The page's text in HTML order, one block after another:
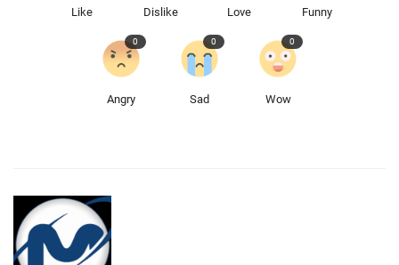
Like Dislike Love Funny
Angry
0
Sad
0
Wow
0